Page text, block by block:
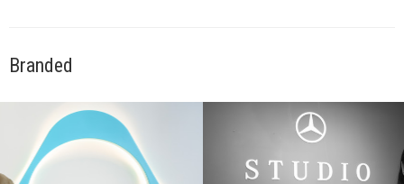
Branded